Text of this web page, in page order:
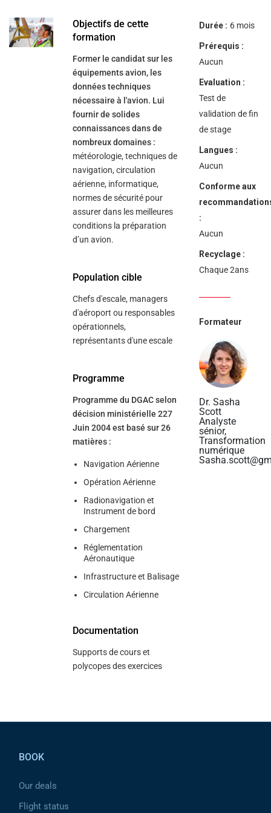
Objectifs de cette
formation
Former le candidat sur les
équipements avion, les
données techniques
nécessaire à l'avion. Lui
fournir de solides
connaissances dans de
nombreux domaines :
météorologie, techniques de
navigation, circulation
aérienne, informatique,
normes de sécurité pour
assurer dans les meilleures
conditions la préparation
d’un avion.
Population cible
Chefs d'escale, managers
d'aéroport ou responsables
opérationnels,
représentants d'une escale
Programme
Programme du DGAC selon
décision ministérielle 227
Juin 2004 est basé sur 26
matières :
Navigation Aérienne
Opération Aérienne
Radionavigation et
Instrument de bord
Chargement
Réglementation
Aéronautique
Infrastructure et Balisage
Circulation Aérienne
Documentation
Supports de cours et
polycopes des exercices
Durée : 6 mois
Prérequis :
Aucun
Evaluation :
Test de
validation de fin
de stage
Langues :
Aucun
Conforme aux
:
Aucun
Recyclage :
Chaque 2ans
Formateur
Dr. Sasha
Scott
Analyste
sénior,
Transformation
numérique
BOOK
Our deals
Flight status